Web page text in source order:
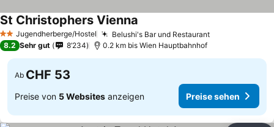
2 SterneJugendherberge/Hostel Belushi's Bar und Restaurant
St Christophers Vienna
8.2 Sehr gut 8’234 0.2 km bis Wien Hauptbahnhof
Ab CHF 53
Preise von 5 Websites anzeigen Preise sehen